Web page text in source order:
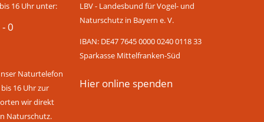
16 Uhr unter:
0
Naturtelefon
16 Uhr zur
wir direkt
Naturschutz.
LBV - Landesbund für Vogel- und
Naturschutz in Bayern e. V.
IBAN: DE47 7645 0000 0240 0118 33
Sparkasse Mittelfranken-Süd
Hier online spenden